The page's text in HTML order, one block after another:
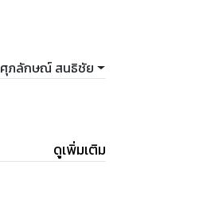
ศุภลักษณ์ สนธิชัย
ดูเพิ่มเติม